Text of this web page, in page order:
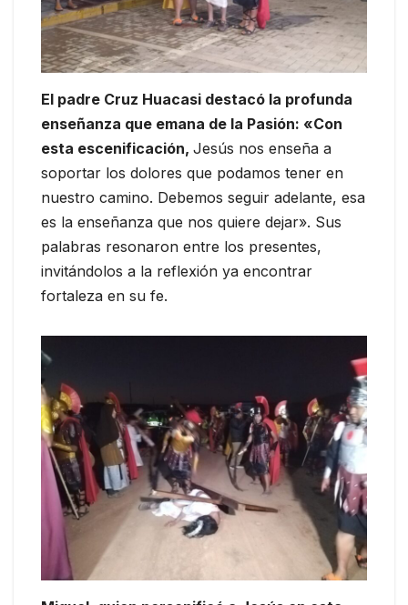
El padre Cruz Huacasi destacó la profunda
enseñanza que emana de la Pasión: «Con
esta escenificación, Jesús nos enseña a
soportar los dolores que podamos tener en
nuestro camino. Debemos seguir adelante, esa
es la enseñanza que nos quiere dejar». Sus
palabras resonaron entre los presentes,
invitándolos a la reflexión ya encontrar
fortaleza en su fe.